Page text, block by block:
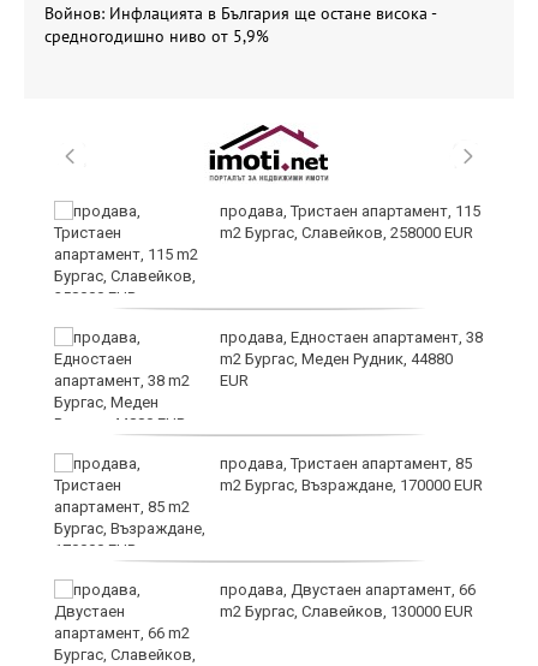
Войнов: Инфлацията в България ще остане висока -
средногодишно ниво от 5,9%
продава, Тристаен апартамент, 115
m2 Бургас, Славейков, 258000 EUR
продава, Едностаен апартамент, 38
m2 Бургас, Меден Рудник, 44880
EUR
продава, Тристаен апартамент, 85
m2 Бургас, Възраждане, 170000 EUR
продава, Двустаен апартамент, 66
m2 Бургас, Славейков, 130000 EUR